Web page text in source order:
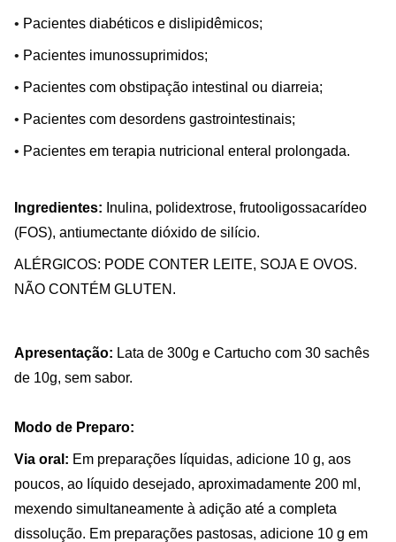
• Pacientes diabéticos e dislipidêmicos;
• Pacientes imunossuprimidos;
• Pacientes com obstipação intestinal ou diarreia;
• Pacientes com desordens gastrointestinais;
• Pacientes em terapia nutricional enteral prolongada.
Ingredientes: Inulina, polidextrose, frutooligossacarídeo
(FOS), antiumectante dióxido de silício.
ALÉRGICOS: PODE CONTER LEITE, SOJA E OVOS.
NÃO CONTÉM GLUTEN.
Apresentação: Lata de 300g e Cartucho com 30 sachês
de 10g, sem sabor.
Modo de Preparo:
Via oral: Em preparações Iíquidas, adicione 10 g, aos
poucos, ao Iíquido desejado, aproximadamente 200 ml,
mexendo simultaneamente à adição até a completa
dissolução. Em preparações pastosas, adicione 10 g em